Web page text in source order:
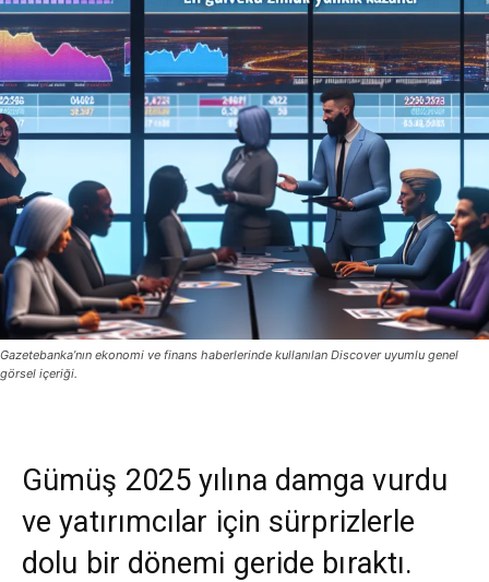
Gazetebanka’nın ekonomi ve finans haberlerinde kullanılan Discover uyumlu genel
görsel içeriği.
Gümüş 2025 yılına damga vurdu
ve yatırımcılar için sürprizlerle
dolu bir dönemi geride bıraktı.